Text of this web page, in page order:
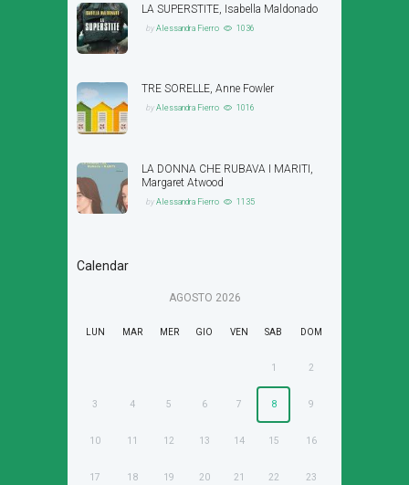
LA SUPERSTITE, Isabella Maldonado
byAlessandra Fierro 1036
TRE SORELLE, Anne Fowler
byAlessandra Fierro 1016
LA DONNA CHE RUBAVA I MARITI,
Margaret Atwood
byAlessandra Fierro 1135
Calendar
AGOSTO 2026
LUN MAR MER GIO VEN SAB DOM
1 2
3 4 5 6 7 8 9
10 11 12 13 14 15 16
17 18 19 20 21 22 23